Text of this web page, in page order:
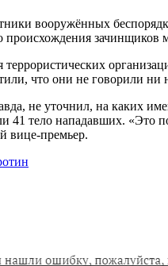
вооружённых
происхождения зачинщиков
террористических
что они не говорили
не уточнил, на каких
41 тело нападавших. «Это
вице-премьер.